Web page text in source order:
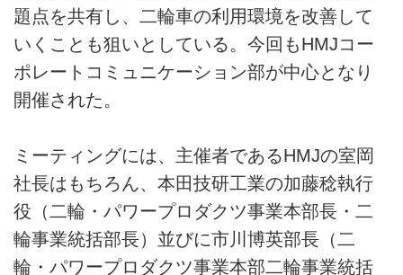
題点を共有し、二輪車の利用環境を改善して
いくことも狙いとしている。今回もHMJコー
ポレートコミュニケーション部が中心となり
開催された。
ミーティングには、主催者であるHMJの室岡
社長はもちろん、本田技研工業の加藤稔執行
役（二輪・パワープロダクツ事業本部長・二
輪事業統括部長）並びに市川博英部長（二
輪・パワープロダクツ事業本部二輪事業統括